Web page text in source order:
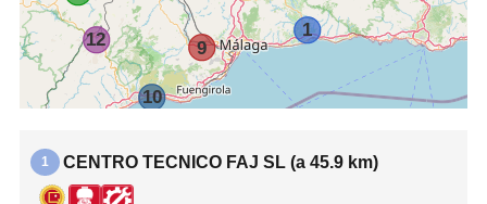
1 CENTRO TECNICO FAJ SL (a 45.9 km)